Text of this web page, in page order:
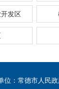
发区
位：常德市人民